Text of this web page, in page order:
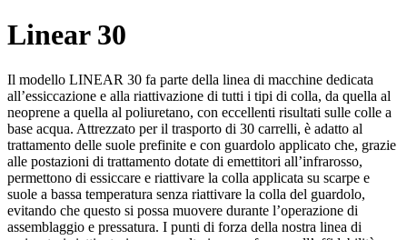
Linear 30
Il modello LINEAR 30 fa parte della linea di macchine dedicata
all’essiccazione e alla riattivazione di tutti i tipi di colla, da quella al
neoprene a quella al poliuretano, con eccellenti risultati sulle colle a
base acqua. Attrezzato per il trasporto di 30 carrelli, è adatto al
trattamento delle suole prefinite e con guardolo applicato che, grazie
alle postazioni di trattamento dotate di emettitori all’infrarosso,
permettono di essiccare e riattivare la colla applicata su scarpe e
suole a bassa temperatura senza riattivare la colla del guardolo,
evitando che questo si possa muovere durante l’operazione di
assemblaggio e pressatura. I punti di forza della nostra linea di